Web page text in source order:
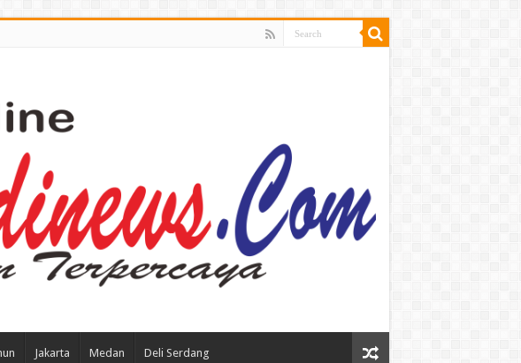
Jakarta Medan Deli Serdang